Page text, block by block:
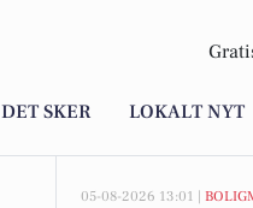
DET SKER LOKALT NYT
05-08-2026 13:01 |